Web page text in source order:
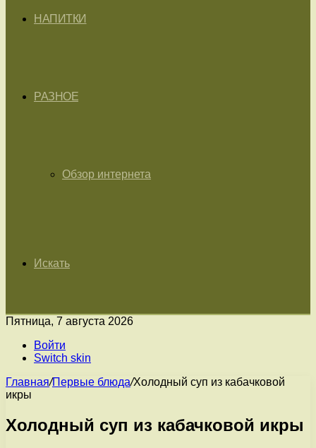
НАПИТКИ
РАЗНОЕ
Обзор интернета
Искать
Пятница, 7 августа 2026
Войти
Switch skin
Главная/Первые блюда/Холодный суп из кабачковой
икры
Холодный суп из кабачковой икры